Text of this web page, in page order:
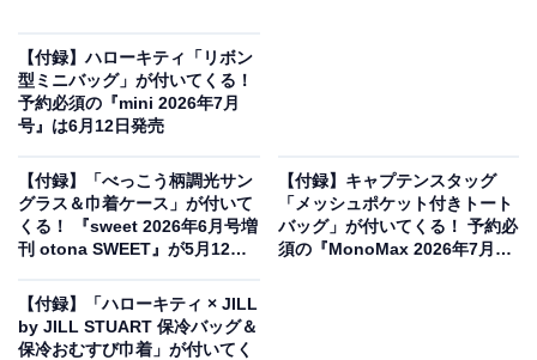
オレンジページ 2026年 6/2号増刊（画像出典：Amazon）
オレンジページから5月15日に発売される『オレンジペ
ージ 2026年 6/2号増刊』（税込1265円）。付録として、
「モンスターボールにIN！ポケモンローカルActs エコバ
【付録】ハローキティ「リボン
型ミニバッグ」が付いてくる！
予約必須の『mini 2026年7月
号』は6月12日発売
【付録】「べっこう柄調光サン
グラス＆巾着ケース」が付いて
くる！ 『sweet 2026年6月号増
刊 otona SWEET』が5月12日
【付録】キャプテンスタッグ
「メッシュポケット付きトート
バッグ」が付いてくる！ 予約必
須の『MonoMax 2026年7月
【付録】「ハローキティ × JILL
by JILL STUART 保冷バッグ＆
保冷おむすび巾着」が付いてく